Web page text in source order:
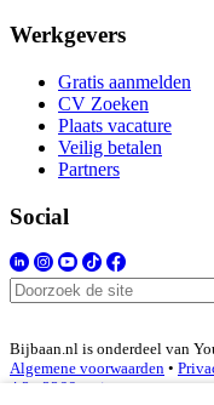
Werkgevers
Gratis aanmelden
CV Zoeken
Plaats vacature
Veilig betalen
Partners
Social
Bijbaan.nl is onderdeel van
Algemene voorwaarden •
4.3 - 3366 reviews